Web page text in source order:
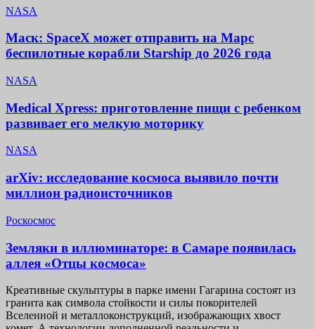
NASA
Маск: SpaceX может отправить на Марс
беспилотные корабли Starship до 2026 года
NASA
Medical Xpress: приготовление пищи с ребенком
развивает его мелкую моторику
NASA
arXiv: исследование космоса выявило почти
миллион радиоисточников
Роскосмос
Земляки в иллюминаторе: в Самаре появилась
аллея «Отцы космоса»
Креативные скульптуры в парке имени Гагарина состоят из
гранита как символа стойкости и силы покорителей
Вселенной и металлоконструкций, изображающих хвост